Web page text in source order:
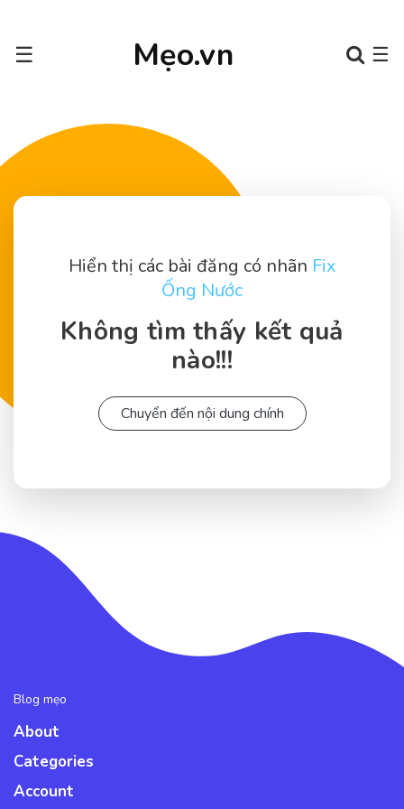
Mẹo.vn
☰ ☰
Hiển thị các bài đăng có nhãn Fix
Ống Nước
Không tìm thấy kết quả
nào!!!
Chuyển đến nội dung chính
Blog mẹo
About
Categories
Account